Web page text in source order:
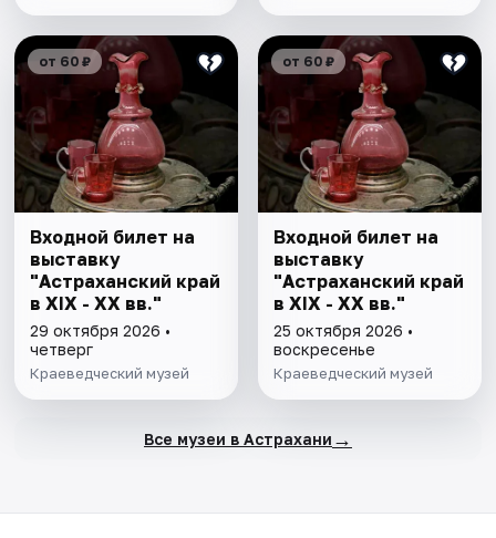
от 60 ₽
Входной билет на
выставку
"Астраханский край
в XIX - XX вв."
29 октября 2026 •
четверг
Краеведческий музей
от 60 ₽
Входной билет на
выставку
"Астраханский край
в XIX - XX вв."
25 октября 2026 •
воскресенье
Краеведческий музей
Все музеи в Астрахани →